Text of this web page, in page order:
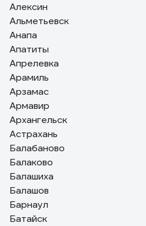
Алексин
Альметьевск
Анапа
Апатиты
Апрелевка
Арамиль
Арзамас
Армавир
Архангельск
Астрахань
Балабаново
Балаково
Балашиха
Балашов
Барнаул
Батайск